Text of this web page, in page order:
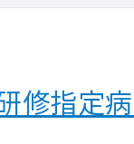
指定